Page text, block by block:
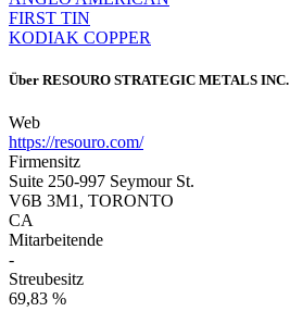
FIRST TIN
KODIAK COPPER
Über RESOURO STRATEGIC METALS INC.
Web
https://resouro.com/
Firmensitz
Suite 250-997 Seymour St.
V6B 3M1, TORONTO
CA
Mitarbeitende
-
Streubesitz
69,83 %